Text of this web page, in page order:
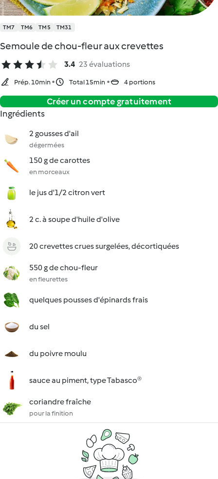
TM7 TM6 TM5 TM31
Semoule de chou-fleur aux crevettes
3.4 23 évaluations
Prép. 10min Total 15min 4 portions
Créer un compte gratuitement
Ingrédients
2 gousses d'ail
dégermées
150 g de carottes
en morceaux
le jus d'1/2 citron vert
2 c. à soupe d'huile d'olive
20 crevettes crues surgelées, décortiquées
550 g de chou-fleur
en fleurettes
quelques pousses d'épinards frais
du sel
du poivre moulu
sauce au piment, type Tabasco®
coriandre fraîche
pour la finition